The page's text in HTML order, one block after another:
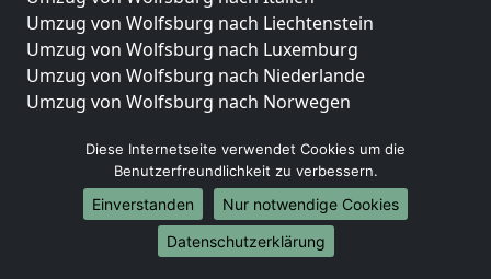
Umzug von Wolfsburg nach Liechtenstein
Umzug von Wolfsburg nach Luxemburg
Umzug von Wolfsburg nach Niederlande
Umzug von Wolfsburg nach Norwegen
Umzüge-Deutschlandweit
Umzug von Wolfsburg nach Berlin
Umzug von Wolfsburg nach Hamburg
Umzug von Wolfsburg nach München
Umzug von Wolfsburg nach Köln
Diese Internetseite verwendet Cookies um die
Benutzerfreundlichkeit zu verbessern.
Einverstanden
Nur notwendige Cookies
Datenschutzerklärung